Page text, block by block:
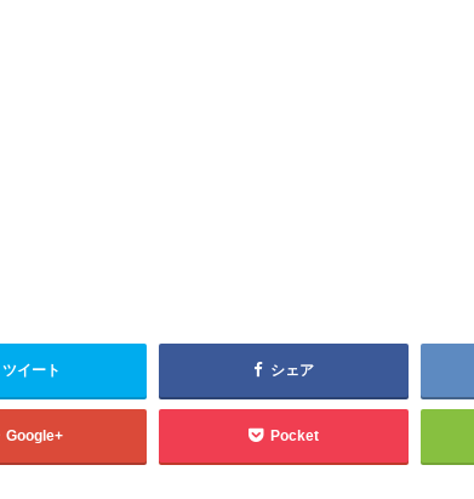
ツイート シェア
Google+ Pocket